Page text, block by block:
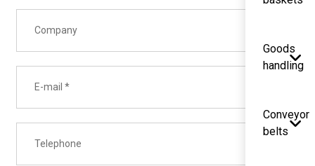
Goods
handling
Conveyor
belts